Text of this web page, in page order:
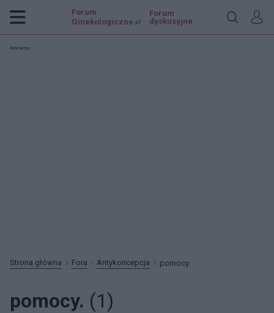
Forum
Ginekologiczne .pl
Forum
dyskusyjne
Reklama:
Strona główna Fora Antykoncepcja pomocy.
pomocy. (1)